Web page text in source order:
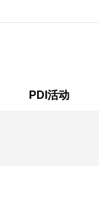
PDI活动